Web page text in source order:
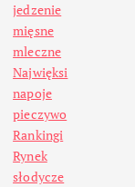
jedzenie
mięsne
mleczne
Najwięksi
napoje
pieczywo
Rankingi
Rynek
słodycze